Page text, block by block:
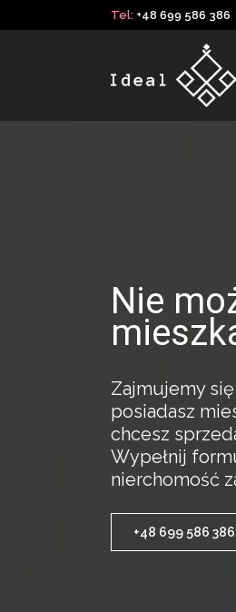
Tel: +48 699 586 386
Nie
Zajmujemy
posiadasz
chcesz
Wypełnij
nierchomość
+48 699 586 386